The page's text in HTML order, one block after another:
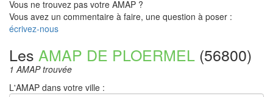
Vous ne trouvez pas votre AMAP ?
Vous avez un commentaire à faire, une question à poser :
écrivez-nous
Les AMAP DE PLOERMEL (56800)
1 AMAP trouvée
L'AMAP dans votre ville :